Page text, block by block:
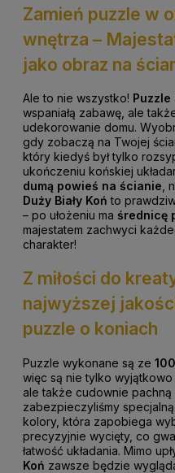
Zamień puzzle w
wnętrza –
jako obraz na
Ale to nie wszystko! Puzzle
wspaniałą zabawę, ale
udekorowanie domu.
gdy zobaczą na Twojej
który kiedyś był tylko
ukończeniu końskiej
dumą powieś na ścianie ,
Duży Biały Koń to
– po ułożeniu ma średnicę
majestatem zachwyci
charakter!
Z miłości do
najwyższej
puzzle o koniach
Puzzle wykonane są ze
więc są nie tylko wyjątkowo
ale także cudownie
zabezpieczyliśmy specjalną
kolory, która zapobiega
precyzyjnie wycięty, co
łatwość układania. Mimo
Koń zawsze będzie